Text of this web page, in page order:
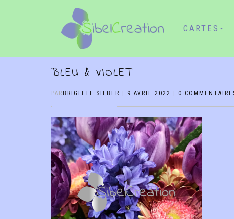
CARTES
BLEU & VIOLET
PAR BRIGITTE SIEBER 9 AVRIL 2022 0